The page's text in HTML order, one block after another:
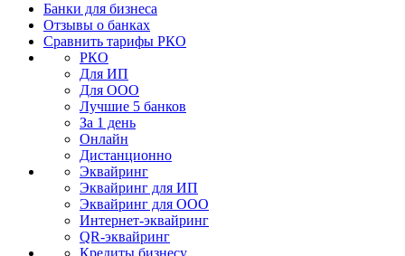
Банки для бизнеса
Отзывы о банках
Сравнить тарифы РКО
РКО
Для ИП
Для ООО
Лучшие 5 банков
За 1 день
Онлайн
Дистанционно
Эквайринг
Эквайринг для ИП
Эквайринг для ООО
Интернет-эквайринг
QR-эквайринг
Кредиты бизнесу